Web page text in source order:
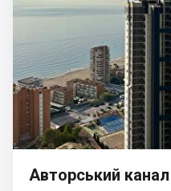
Авторський канал